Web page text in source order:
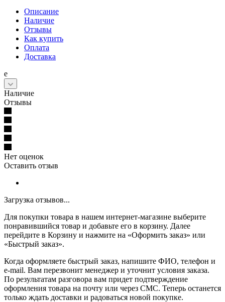
Описание
Наличие
Отзывы
Как купить
Оплата
Доставка
е
Наличие
Отзывы
Нет оценок
Оставить отзыв
Загрузка отзывов...
Для покупки товара в нашем интернет-магазине выберите
понравившийся товар и добавьте его в корзину. Далее
перейдите в Корзину и нажмите на «Оформить заказ» или
«Быстрый заказ».
Когда оформляете быстрый заказ, напишите ФИО, телефон и
e-mail. Вам перезвонит менеджер и уточнит условия заказа.
По результатам разговора вам придет подтверждение
оформления товара на почту или через СМС. Теперь останется
только ждать доставки и радоваться новой покупке.